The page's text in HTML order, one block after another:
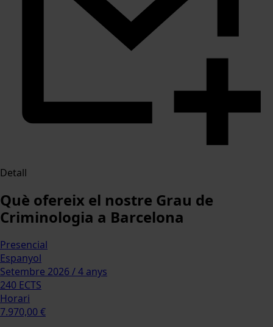
Detall
Què ofereix el nostre Grau de
Criminologia a Barcelona
Presencial
Espanyol
Setembre 2026 / 4 anys
240 ECTS
Horari
7.970,00 €